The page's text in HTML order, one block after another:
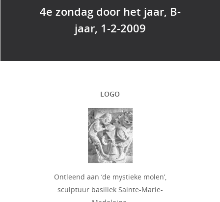
4e zondag door het jaar, B-
jaar, 1-2-2009
LOGO
Ontleend aan ‘de mystieke molen’,
sculptuur basiliek Sainte-Marie-